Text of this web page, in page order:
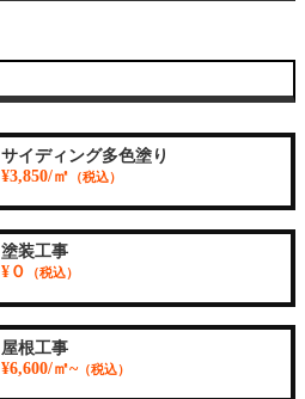
サイディング多色塗り
¥3,850/㎡ （税込）
塗装工事
¥０
（税込）
屋根工事
¥6,600/㎡~（税込）